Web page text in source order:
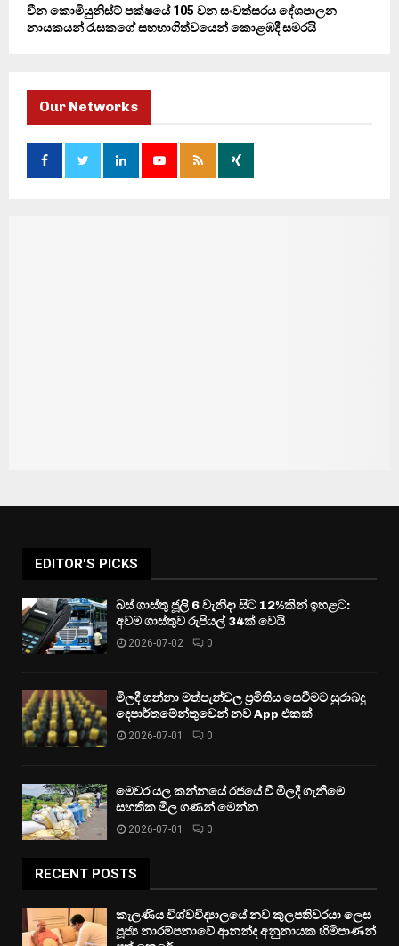
චීන කොමියුනිස්ට් පක්ෂයේ 105 වන සංවත්සරය දේශපාලන
නායකයන් රැසකගේ සහභාගිත්වයෙන් කොළඹදී සමරයි
Our Networks
EDITOR'S PICKS
බස් ගාස්තු ජූලි 6 වැනිදා සිට 12%කින් ඉහළට:
අවම ගාස්තුව රුපියල් 34ක් වෙයි
2026-07-02 0
මිලදී ගන්නා මත්පැන්වල ප්‍රමිතිය සෙවීමට සුරාබදු
දෙපාර්තමේන්තුවෙන් නව App එකක්
2026-07-01 0
මෙවර යල කන්නයේ රජයේ වී මිලදී ගැනීමේ
සහතික මිල ගණන් මෙන්න
2026-07-01 0
RECENT POSTS
කැලණිය විශ්වවිද්‍යාලයේ නව කුලපතිවරයා ලෙස
පූජ්‍ය නාරම්පනාවේ ආනන්ද අනුනායක හිමිපාණන්